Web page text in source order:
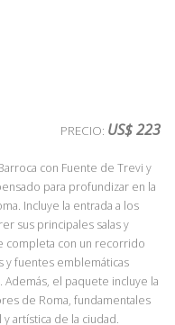
.Esta embarcación, la
En el pasado era el
los lagos y canales de sus
la avenida más elegante
en los pequeños
en barco. En estos
de ver al gondolero, con su
para navegar con la
puentes. Para que la
estará acompañado
crearán la banda
PRECIO: US$ 223
con Fuente de Trevi y
para profundizar en la
Incluye la entrada a los
sus principales salas y
completa con un recorrido
y fuentes emblemáticas
Además, el paquete incluye la
de Roma, fundamentales
artística de la ciudad.